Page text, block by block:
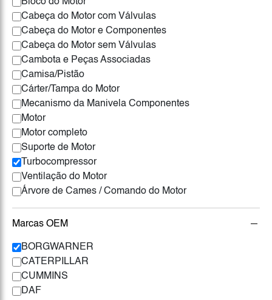
Cabeça do Motor com Válvulas
Cabeça do Motor e Componentes
Cabeça do Motor sem Válvulas
Cambota e Peças Associadas
Camisa/Pistão
Cárter/Tampa do Motor
Mecanismo da Manivela Componentes
Motor
Motor completo
Suporte de Motor
Turbocompressor
Ventilação do Motor
Árvore de Cames / Comando do Motor
Marcas OEM
BORGWARNER
CATERPILLAR
CUMMINS
DAF